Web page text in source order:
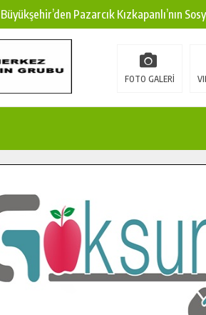
Büyükşehir’den Pazarcık Kızkapanlı’nın
Büyükşehir’den Pazarcık Kırsalına Modern
Çin’den KSÜ’ye Uluslararası Başarı:
İlçe Jandarma Komutanı Karakaya’dan
Bertiz’in Yeni Köprüsünde Sona Doğru.
FOTO GALERİ